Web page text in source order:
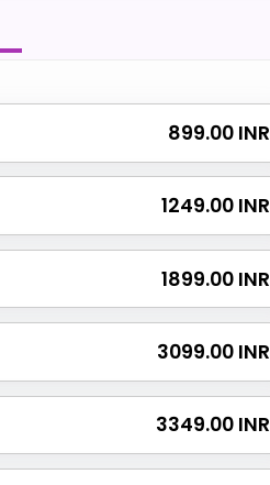
₹ 899.00 INR
₹ 1249.00 INR
₹ 1899.00 INR
₹ 3099.00 INR
₹ 3349.00 INR